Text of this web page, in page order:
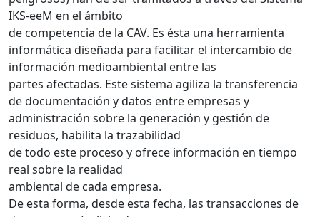
IKS-eeM en el ámbito
de competencia de la CAV. Es ésta una herramienta
informática diseñada para facilitar el intercambio de
información medioambiental entre las
partes afectadas. Este sistema agiliza la transferencia
de documentación y datos entre empresas y
administración sobre la generación y gestión de
residuos, habilita la trazabilidad
de todo este proceso y ofrece información en tiempo
real sobre la realidad
ambiental de cada empresa.
De esta forma, desde esta fecha, las transacciones de